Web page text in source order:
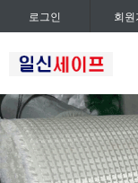
로그인 회원